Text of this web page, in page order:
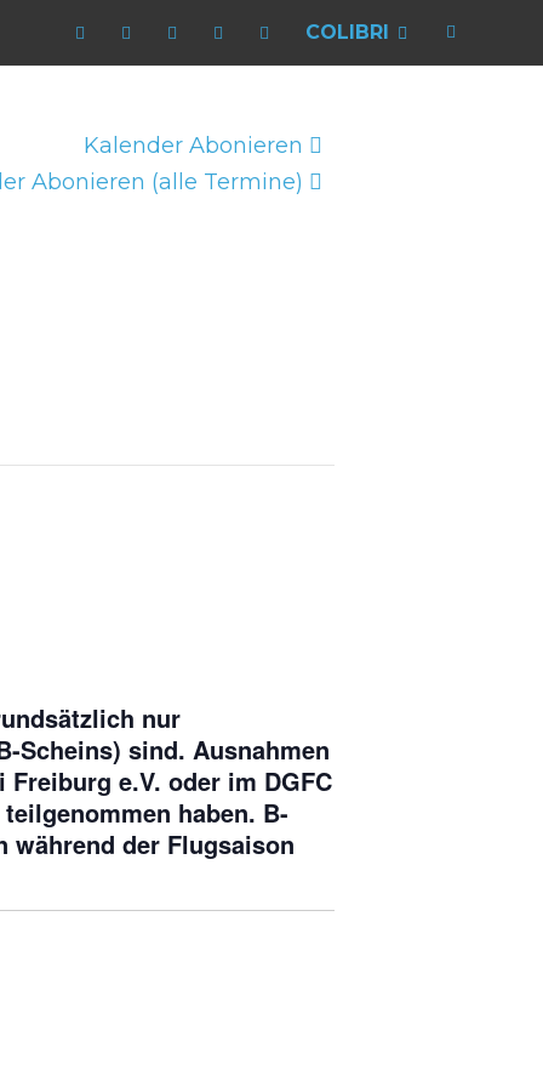
COLIBRI
Kalender Abonieren
Abonieren (alle Termine)
nur
Scheins) sind. Ausnahmen
e.V. oder im DGFC
haben. B-
während der Flugsaison